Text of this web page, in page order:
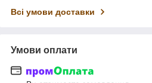
Всі умови доставки
Умови оплати